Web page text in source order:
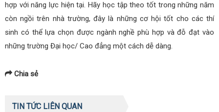
hợp với năng lực hiện tại. Hãy học tập theo tốt trong những năm
còn ngồi trên nhà trường, đây là những cơ hội tốt cho các thí
sinh có thể lựa chọn được ngành nghề phù hợp và đỗ đạt vào
những trường Đại học/ Cao đẳng một cách dễ dàng.
Chia sẻ
TIN TỨC LIÊN QUAN